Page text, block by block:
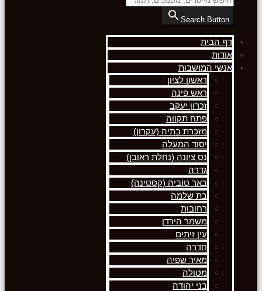
Search Button
דף הבית
אודות
אנשי המושבות
ראשון לציון
ראש פינה
זכרון יעקב
פתח תקווה
מזכרת בתיה (עקרון)
יסוד המעלה
נס ציונה (נחלת ראובן)
גדרה
באר טוביה (קסטינה)
בת שלמה
רחובות
משמר הירדן
עין זיתים
חדרה
מאיר שפיה
מטולה
בני יהודה